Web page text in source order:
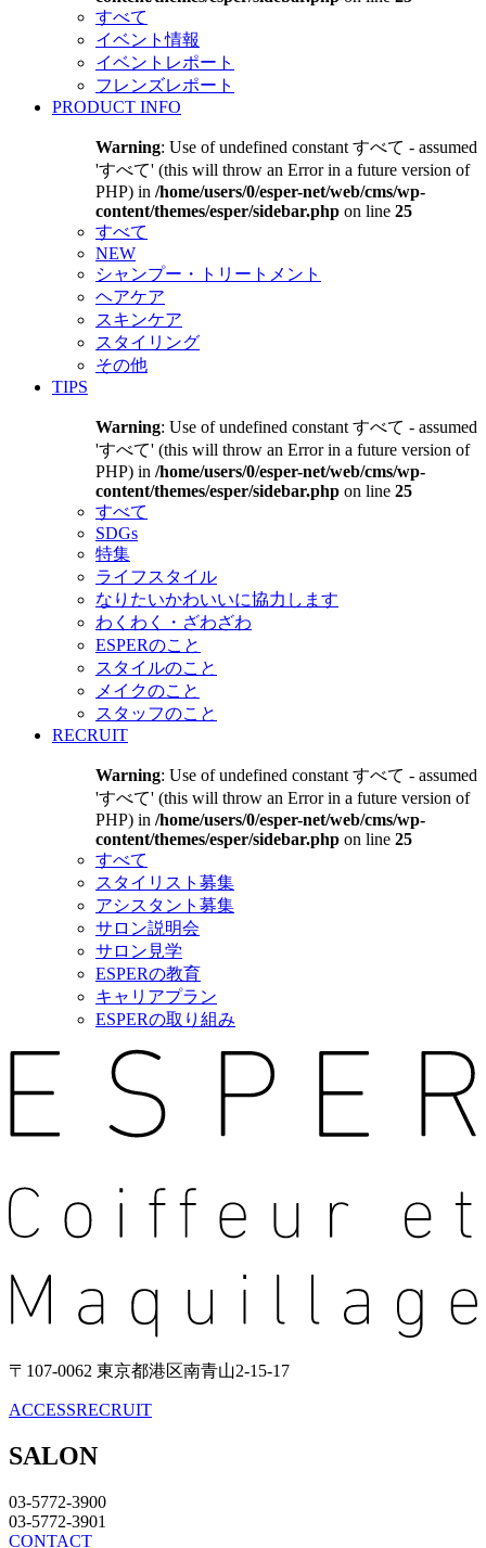
すべて
イベント情報
イベントレポート
フレンズレポート
PRODUCT INFO
Warning: Use of undefined constant すべて - assumed
'すべて' (this will throw an Error in a future version of
PHP) in /home/users/0/esper-net/web/cms/wp-
content/themes/esper/sidebar.php on line 25
すべて
NEW
シャンプー・トリートメント
ヘアケア
スキンケア
スタイリング
その他
TIPS
Warning: Use of undefined constant すべて - assumed
'すべて' (this will throw an Error in a future version of
PHP) in /home/users/0/esper-net/web/cms/wp-
content/themes/esper/sidebar.php on line 25
すべて
SDGs
特集
ライフスタイル
なりたいかわいいに協力します
わくわく・ざわざわ
ESPERのこと
スタイルのこと
メイクのこと
スタッフのこと
RECRUIT
Warning: Use of undefined constant すべて - assumed
'すべて' (this will throw an Error in a future version of
PHP) in /home/users/0/esper-net/web/cms/wp-
content/themes/esper/sidebar.php on line 25
すべて
スタイリスト募集
アシスタント募集
サロン説明会
サロン見学
ESPERの教育
キャリアプラン
ESPERの取り組み
〒107-0062 東京都港区南青山2-15-17
ACCESSRECRUIT
SALON
03-5772-3900
03-5772-3901
CONTACT